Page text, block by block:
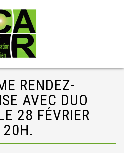
RENDEZ-
AVEC DUO
28 FÉVRIER
20H.